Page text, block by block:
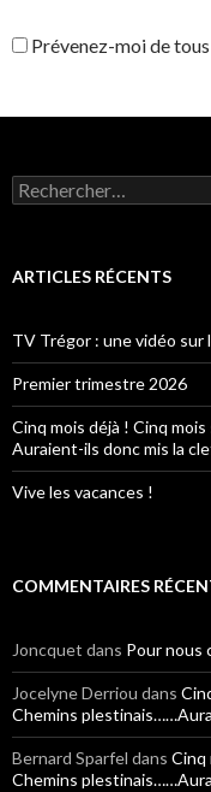
Prévenez-moi de
Rechercher :
ARTICLES RÉCENTS
TV Trégor : une vidéo sur
Premier trimestre 2026
Cinq mois déjà ! Cinq
Auraient-ils donc mis la
Vive les vacances !
COMMENTAIRES
Joncquet dans Pour nous
Jocelyne Derriou dans
Chemins
Bernard Sparfel dans Cinq
Chemins